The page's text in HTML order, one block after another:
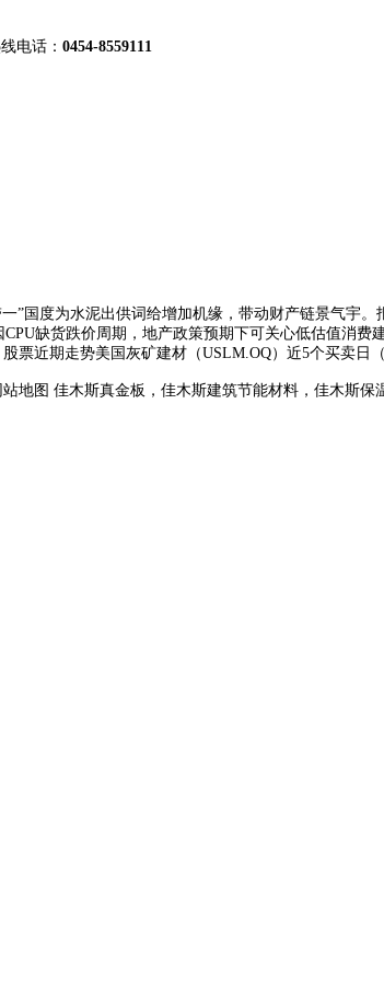
电话： 0454-8559111
度为水泥出供词给增加机缘，带动财产链景气宇。
缺货跌价周期，地产政策预期下可关心低估值消
票近期走势美国灰矿建材（USLM.OQ）近5个买卖日
站地图 佳木斯真金板，佳木斯建筑节能材料，佳木斯